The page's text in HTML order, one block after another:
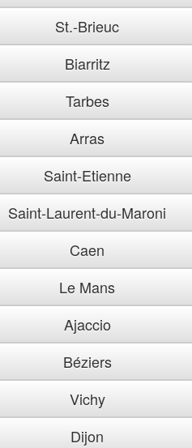
St.-Brieuc
Biarritz
Tarbes
Arras
Saint-Etienne
Saint-Laurent-du-Maroni
Caen
Le Mans
Ajaccio
Béziers
Vichy
Dijon